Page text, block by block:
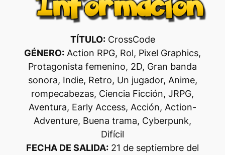
TÍTULO:CrossCode
GÉNERO: Action RPG, Rol, Pixel Graphics,
Protagonista femenino, 2D, Gran banda
sonora, Indie, Retro, Un jugador, Anime,
rompecabezas, Ciencia Ficción, JRPG,
Aventura, Early Access, Acción, Action-
Adventure, Buena trama, Cyberpunk,
Difícil
FECHA DE SALIDA: 21 de septiembre del